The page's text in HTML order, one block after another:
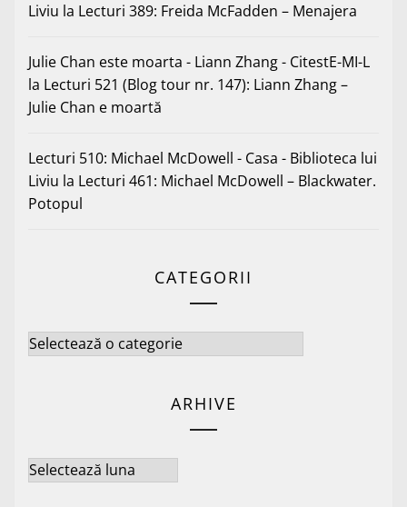
Liviu la Lecturi 389: Freida McFadden – Menajera
Julie Chan este moarta - Liann Zhang - CitestE-MI-L
la Lecturi 521 (Blog tour nr. 147): Liann Zhang –
Julie Chan e moartă
Lecturi 510: Michael McDowell - Casa - Biblioteca lui
Liviu la Lecturi 461: Michael McDowell – Blackwater.
Potopul
CATEGORII
Categorii
ARHIVE
Arhive